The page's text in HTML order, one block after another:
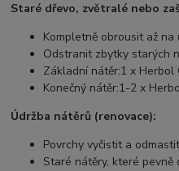
Staré dřevo, zvětralé nebo
Kompletně obrousit až
Odstranit zbytky starých
Základní nátěr:1 x Herbol
Konečný nátěr:1-2 x
Údržba nátěrů (renovace):
Povrchy vyčistit a
Staré nátěry, které pevně